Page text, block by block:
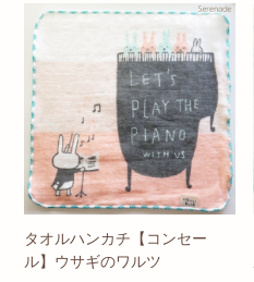
タオルハンカチ【コンセー
ル】ウサギのワルツ